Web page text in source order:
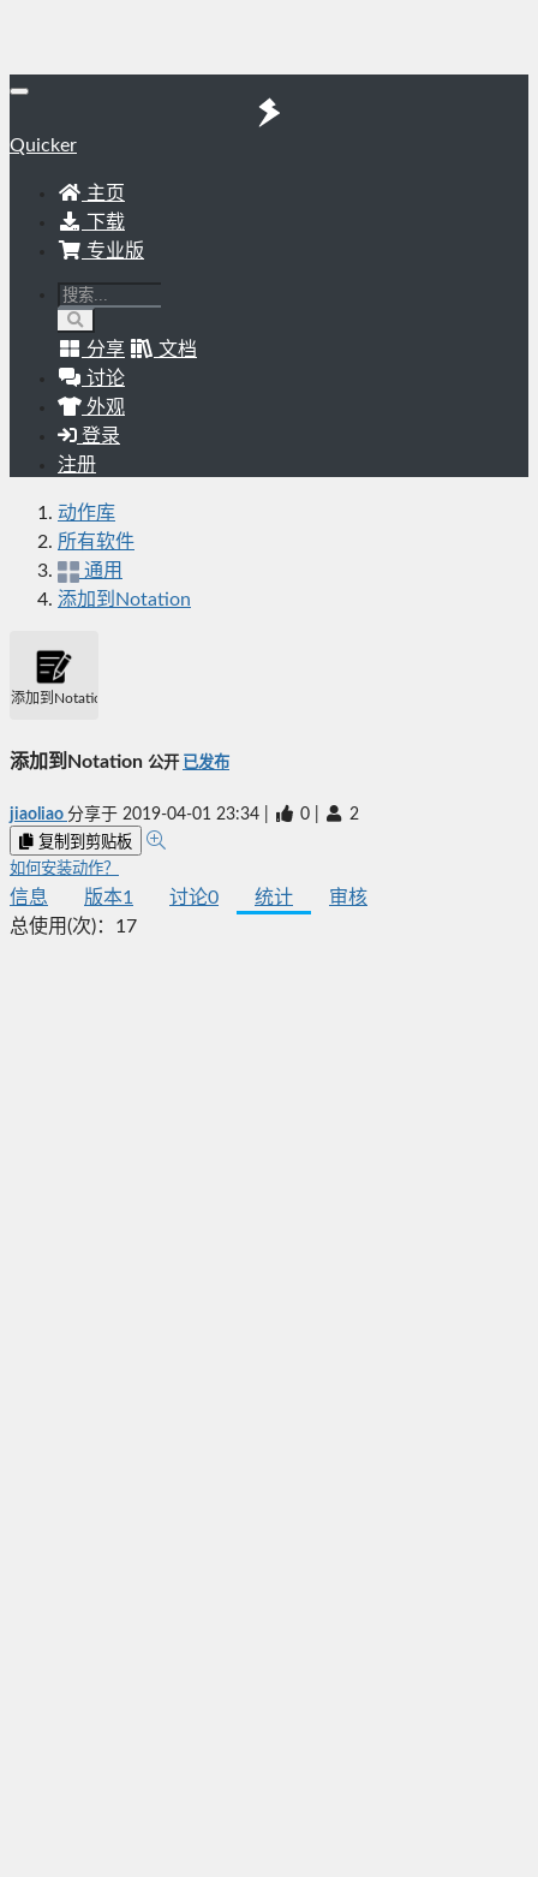
Quicker
主页
下载
专业版
分享
文档
讨论
外观
登录
注册
动作库
所有软件
通用
添加到Notation
添加到Notation
添加到Notation 公开 已发布
jiaoliao 分享于 2019-04-01 23:34 0 2
复制到剪贴板
如何安装动作？
信息 版本1 讨论0 统计
审核
总使用(次)： 17